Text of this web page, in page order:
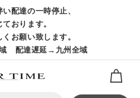
ス
ラ
イ
ド
ョ
配達の一時停止、
おります。
お願い致します。
配達遅延→九州全域